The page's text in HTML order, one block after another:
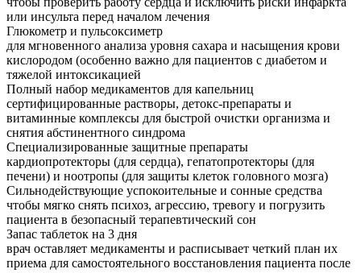
или инсульта перед началом лечения
Глюкометр и пульсоксиметр
для мгновенного анализа уровня сахара и насыщения крови
кислородом (особенно важно для пациентов с диабетом и
тяжелой интоксикацией
Полный набор медикаментов для капельниц
сертифицированные растворы, детокс-препараты и
витаминные комплексы для быстрой очистки организма и
снятия абстинентного синдрома
Специализированные защитные препараты
кардиопротекторы (для сердца), гепатопротекторы (для
печени) и ноотропы (для защиты клеток головного мозга)
Сильнодействующие успокоительные и сонные средства
чтобы мягко снять психоз, агрессию, тревогу и погрузить
пациента в безопасный терапевтический сон
Запас таблеток на 3 дня
врач оставляет медикаменты и расписывает четкий план их
приема для самостоятельного восстановления пациента после